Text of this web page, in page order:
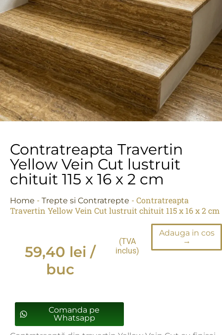
Contratreapta Travertin
Yellow Vein Cut lustruit
chituit 115 x 16 x 2 cm
Home - Trepte si Contratrepte - Contratreapta
Travertin Yellow Vein Cut lustruit chituit 115 x 16 x 2 cm
59,40 lei /
buc
(TVA
inclus)
Adauga in cos
→
Comanda pe
Whatsapp